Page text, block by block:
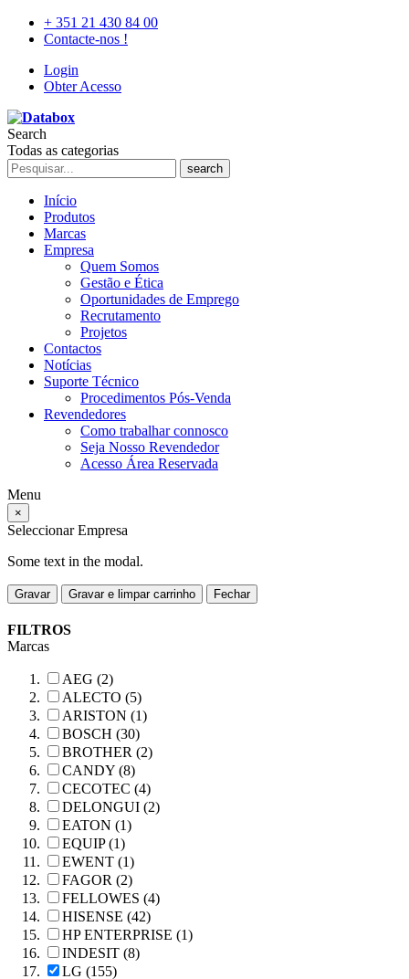
+ 351 21 430 84 00
Contacte-nos !
Login
Obter Acesso
Search
Todas as categorias
search
Início
Produtos
Marcas
Empresa
Quem Somos
Gestão e Ética
Oportunidades de Emprego
Recrutamento
Projetos
Contactos
Notícias
Suporte Técnico
Procedimentos Pós-Venda
Revendedores
Como trabalhar connosco
Seja Nosso Revendedor
Acesso Área Reservada
Menu
×
Seleccionar Empresa
Some text in the modal.
Gravar Gravar e limpar carrinho Fechar
FILTROS
Marcas
AEG (2)
ALECTO (5)
ARISTON (1)
BOSCH (30)
BROTHER (2)
CANDY (8)
CECOTEC (4)
DELONGUI (2)
EATON (1)
EQUIP (1)
EWENT (1)
FAGOR (2)
FELLOWES (4)
HISENSE (42)
HP ENTERPRISE (1)
INDESIT (8)
LG (155)